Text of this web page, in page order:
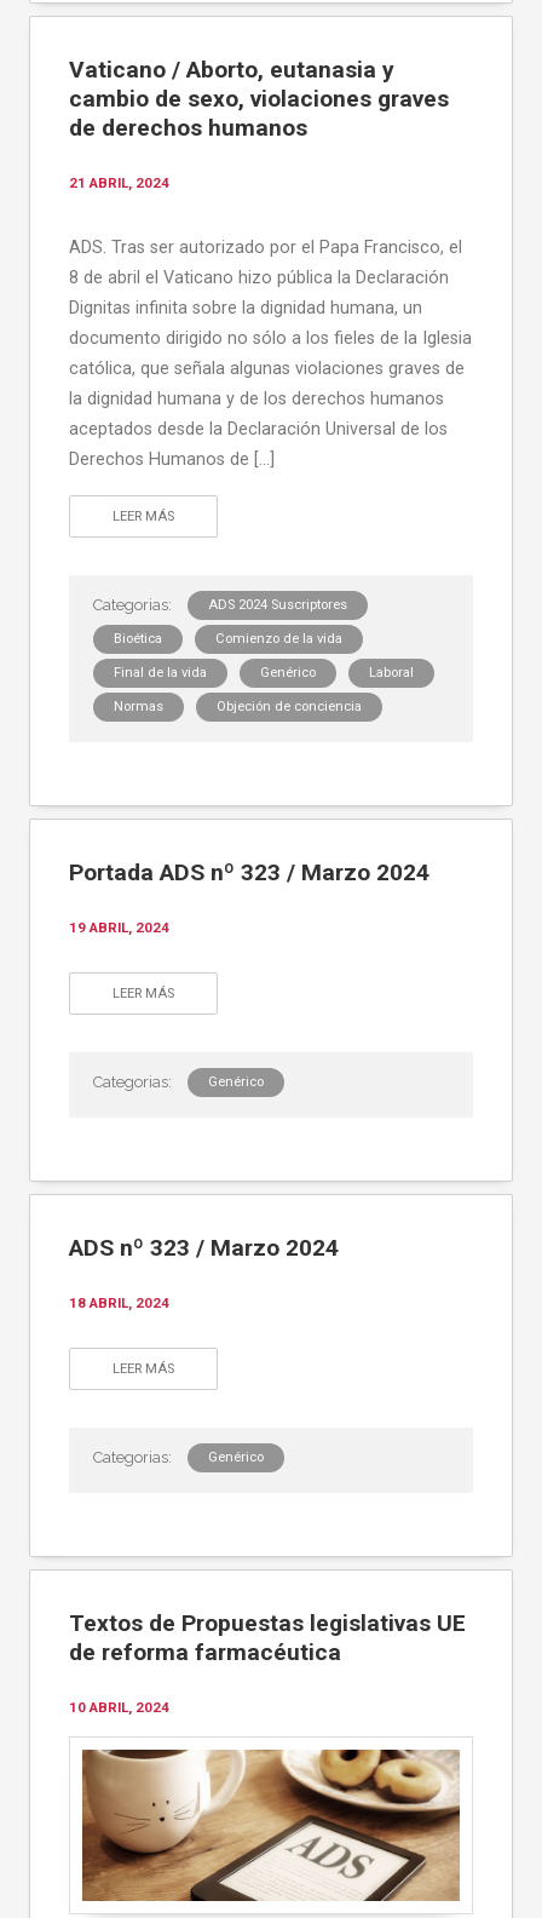
Vaticano / Aborto, eutanasia y
cambio de sexo, violaciones graves
de derechos humanos
21 ABRIL, 2024
ADS. Tras ser autorizado por el Papa Francisco, el
8 de abril el Vaticano hizo pública la Declaración
Dignitas infinita sobre la dignidad humana, un
documento dirigido no sólo a los fieles de la Iglesia
católica, que señala algunas violaciones graves de
la dignidad humana y de los derechos humanos
aceptados desde la Declaración Universal de los
Derechos Humanos de […]
LEER MÁS
ADS 2024 Suscriptores
Bioética Comienzo de la vida
Final de la vida Genérico Laboral
Normas Objeción de conciencia
Portada ADS nº 323 / Marzo 2024
19 ABRIL, 2024
LEER MÁS
Genérico
ADS nº 323 / Marzo 2024
18 ABRIL, 2024
LEER MÁS
Genérico
Textos de Propuestas legislativas UE
de reforma farmacéutica
10 ABRIL, 2024